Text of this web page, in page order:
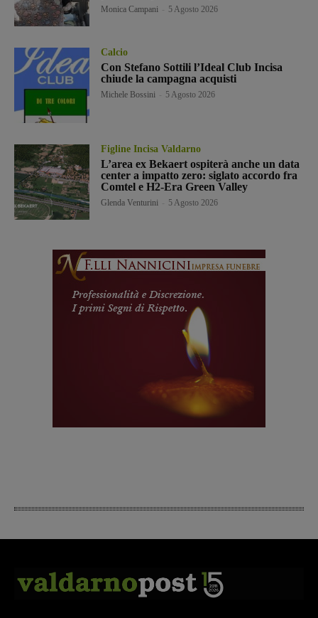
Monica Campani 5 Agosto 2026
Calcio
Con Stefano Sottili l’Ideal Club Incisa
chiude la campagna acquisti
Michele Bossini 5 Agosto 2026
Figline Incisa Valdarno
L’area ex Bekaert ospiterà anche un data
center a impatto zero: siglato accordo fra
Comtel e H2-Era Green Valley
Glenda Venturini 5 Agosto 2026